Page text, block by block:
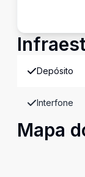
Depósito
Interfone
Mapa